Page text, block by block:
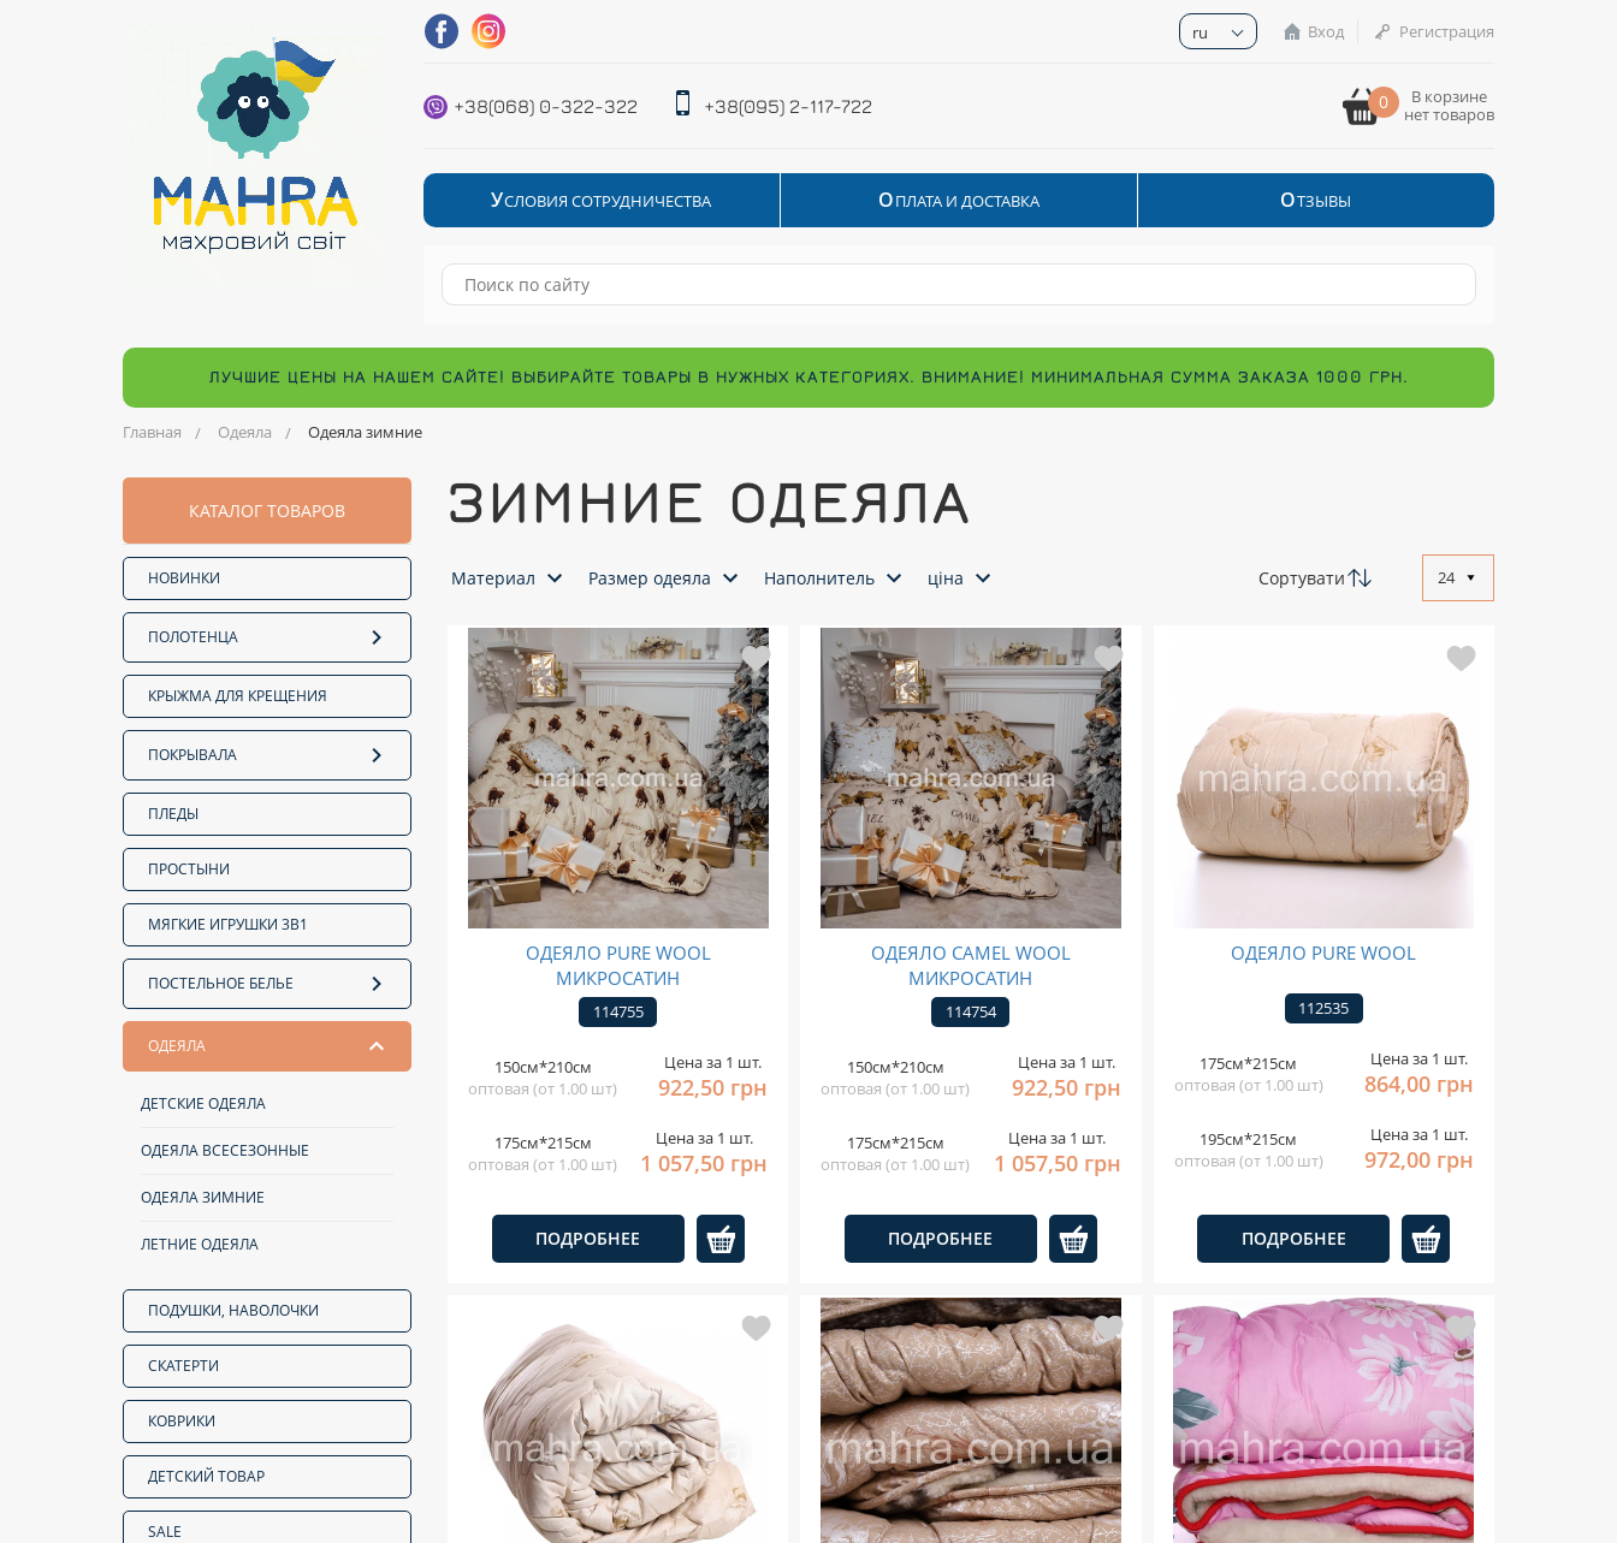
ru Вход Регистрация
+38(068) 0-322-322 +38(095) 2-117-722 0
В корзине
нет товаров
УСЛОВИЯ СОТРУДНИЧЕСТВА ОПЛАТА И ДОСТАВКА ОТЗЫВЫ
ЛУЧШИЕ ЦЕНЫ НА НАШЕМ САЙТЕ! ВЫБИРАЙТЕ ТОВАРЫ В НУЖНЫХ КАТЕГОРИЯХ. ВНИМАНИЕ! МИНИМАЛЬНАЯ СУММА ЗАКАЗА 1000 ГРН.
Главная Одеяла Одеяла зимние
КАТАЛОГ ТОВАРОВ
НОВИНКИ
ПОЛОТЕНЦА
КРЫЖМА ДЛЯ КРЕЩЕНИЯ
ПОКРЫВАЛА
ПЛЕДЫ
ПРОСТЫНИ
МЯГКИЕ ИГРУШКИ 3В1
ПОСТЕЛЬНОЕ БЕЛЬЕ
ОДЕЯЛА
ДЕТСКИЕ ОДЕЯЛА
ОДЕЯЛА ВСЕСЕЗОННЫЕ
ОДЕЯЛА ЗИМНИЕ
ЛЕТНИЕ ОДЕЯЛА
ПОДУШКИ, НАВОЛОЧКИ
СКАТЕРТИ
КОВРИКИ
ДЕТСКИЙ ТОВАР
SALE
ЗИМНИЕ ОДЕЯЛА
Материал Размер одеяла Наполнитель ціна Сортувати 24
ОДЕЯЛО PURE WOOL
МИКРОСАТИН
114755
150см*210см
оптовая (от 1.00 шт)
Цена за 1 шт.
922,50 грн
175см*215см
оптовая (от 1.00 шт)
Цена за 1 шт.
1 057,50 грн
ПОДРОБНЕЕ
ОДЕЯЛО CAMEL WOOL
МИКРОСАТИН
114754
150см*210см
оптовая (от 1.00 шт)
Цена за 1 шт.
922,50 грн
175см*215см
оптовая (от 1.00 шт)
Цена за 1 шт.
1 057,50 грн
ПОДРОБНЕЕ
ОДЕЯЛО PURE WOOL
112535
175см*215см
оптовая (от 1.00 шт)
Цена за 1 шт.
864,00 грн
195см*215см
оптовая (от 1.00 шт)
Цена за 1 шт.
972,00 грн
ПОДРОБНЕЕ